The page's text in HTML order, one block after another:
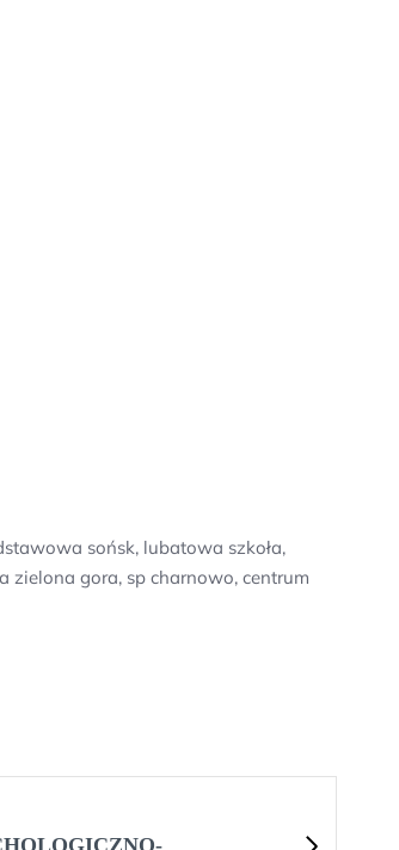
sońsk, lubatowa szkoła,
gora, sp charnowo, centrum